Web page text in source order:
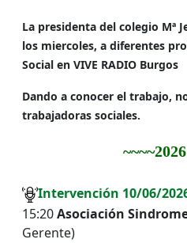
La presidenta del colegio Mª
los miercoles, a diferentes
Social en VIVE RADIO Burgos
Dando a conocer el trabajo,
trabajadoras sociales.
~~~~2026
Intervención 10/06/
15:20Asociación
Gerente)